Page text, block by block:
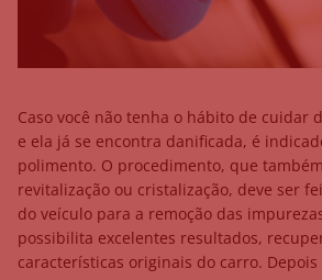
Caso você não tenha o hábito de cuidar
e ela já se encontra danificada, é
polimento. O procedimento, que
revitalização ou cristalização, deve ser
do veículo para a remoção das
possibilita excelentes resultados,
características originais do carro.